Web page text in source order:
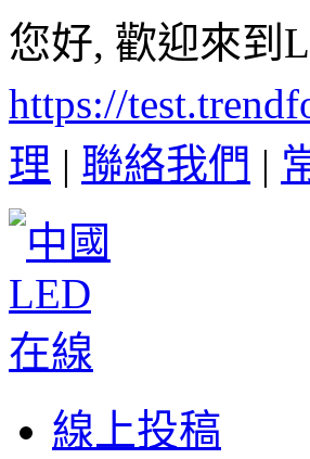
您好, 歡迎來到
https://
理 | 聯絡我們 |
線上投稿